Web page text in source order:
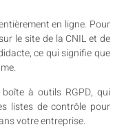
en ligne. Pour
le site de la CNIL et de
ce qui signifie que
à outils RGPD, qui
listes de contrôle pour
votre entreprise.